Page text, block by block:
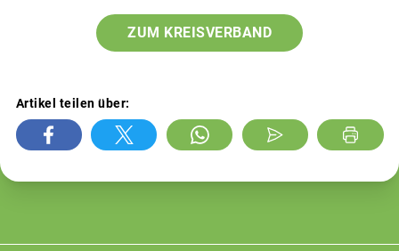
ZUM KREISVERBAND
Artikel teilen über: